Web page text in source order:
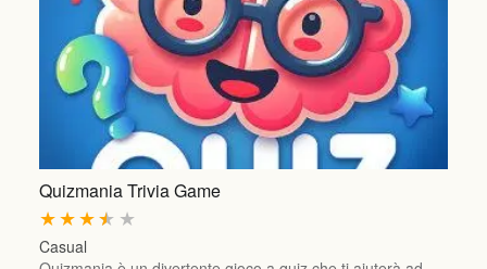
Quizmania Trivia Game
★
★
★
★
★
Casual